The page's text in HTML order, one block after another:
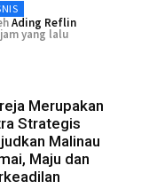
Ading Reflin
yang lalu
Merupakan
Strategis
Malinau
Maju dan